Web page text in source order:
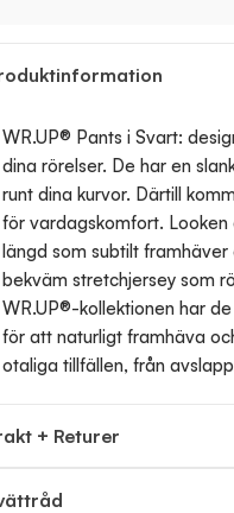
WR.UP® Pants i Svart:
dina rörelser. De har en
runt dina kurvor. Därtill
för vardagskomfort.
längd som subtilt
bekväm stretchjersey som
WR.UP®-kollektionen har
för att naturligt framhäva
otaliga tillfällen, från
+ Returer